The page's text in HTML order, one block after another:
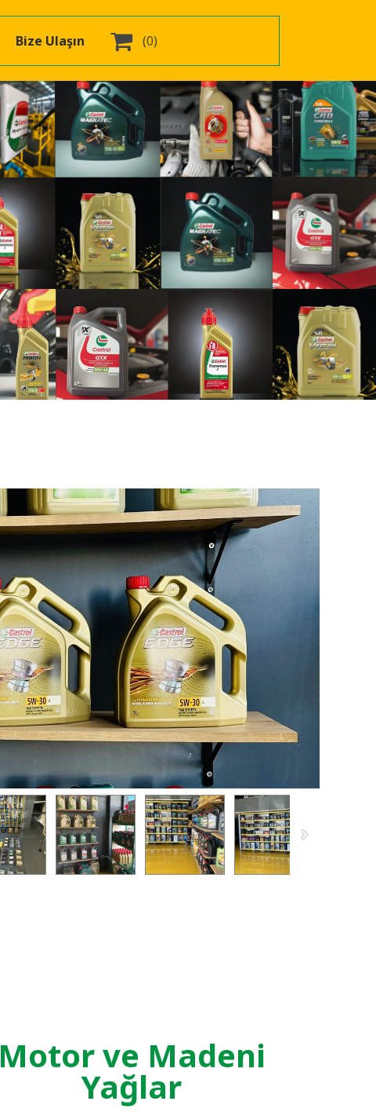
Bize Ulaşın  (0)
Motor ve Madeni
Yağlar